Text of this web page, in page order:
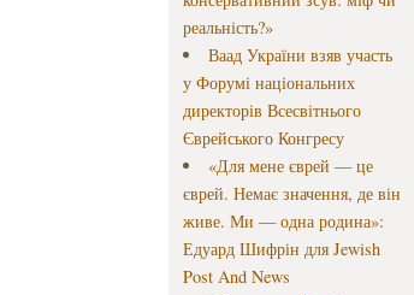
реальність?»
Ваад України взяв участь
у Форумі національних
директорів Всесвітнього
Єврейського Конгресу
«Для мене єврей — це
єврей. Немає значення, де він
живе. Ми — одна родина»:
Едуард Шифрін для Jewish
Post And News